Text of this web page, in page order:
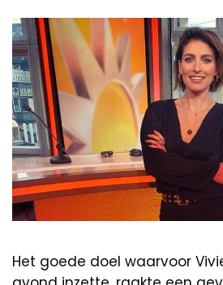
Het goede doel waarvoor